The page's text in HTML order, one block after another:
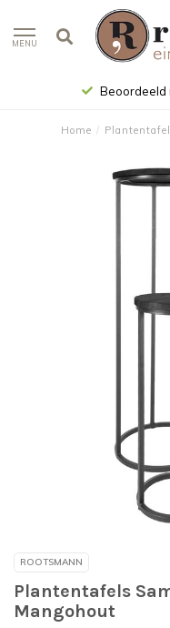
MENU
Beoordeeld
Home /
ROOTSMANN
Plantentafels
Mangohout